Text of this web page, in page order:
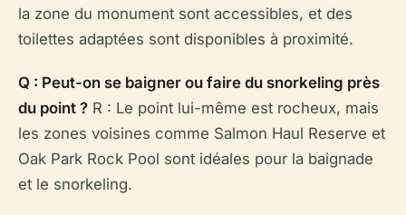
la zone du monument sont accessibles, et des
toilettes adaptées sont disponibles à proximité.
Q : Peut-on se baigner ou faire du snorkeling près
du point ? R : Le point lui-même est rocheux, mais
les zones voisines comme Salmon Haul Reserve et
Oak Park Rock Pool sont idéales pour la baignade
et le snorkeling.